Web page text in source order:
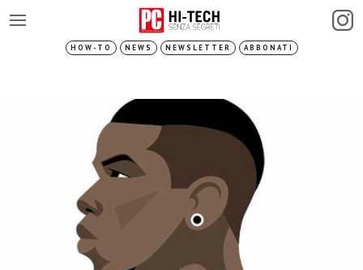
HOW-TO NEWS NEWSLETTER ABBONATI